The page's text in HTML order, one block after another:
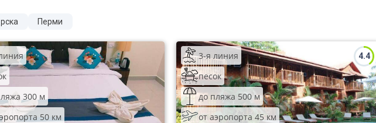
Перми
300 м
50 км
4.4
3-я линия
песок
до пляжа 500 м
от аэропорта 45 км